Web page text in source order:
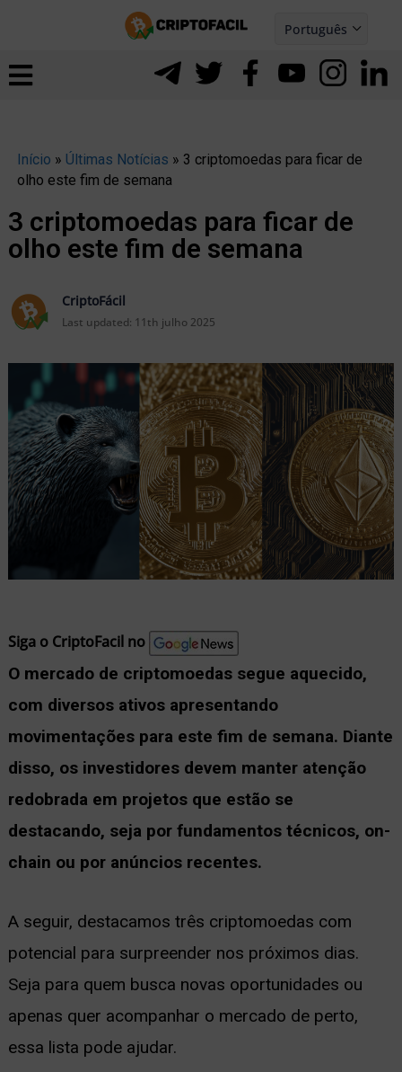
Português
Español
Início » Últimas Notícias » 3 criptomoedas para ficar de
olho este fim de semana
3 criptomoedas para ficar de
olho este fim de semana
CriptoFácil
Last updated: 11th julho 2025
Siga o CriptoFacil no
O mercado de criptomoedas segue aquecido,
com diversos ativos apresentando
movimentações para este fim de semana. Diante
disso, os investidores devem manter atenção
redobrada em projetos que estão se
destacando, seja por fundamentos técnicos, on-
chain ou por anúncios recentes.
A seguir, destacamos três criptomoedas com
potencial para surpreender nos próximos dias.
Seja para quem busca novas oportunidades ou
apenas quer acompanhar o mercado de perto,
essa lista pode ajudar.